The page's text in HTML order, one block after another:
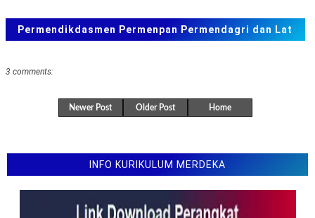
Soal Latihan Tes Seleksi Guru PPPK (Guru Bahasa
Materi PPKn Tahun 2021 - 2022
Latihan Soal Tes Seleksi Guru PPPK (Guru Matematika)
MTs Tahun 2021 - 2022
Materi IPS tahun 2021-2022
Permendikdasmen Permenpan Permendagri dan Lat
3 comments:
Newer Post Older Post Home
INFO KURIKULUM MERDEKA